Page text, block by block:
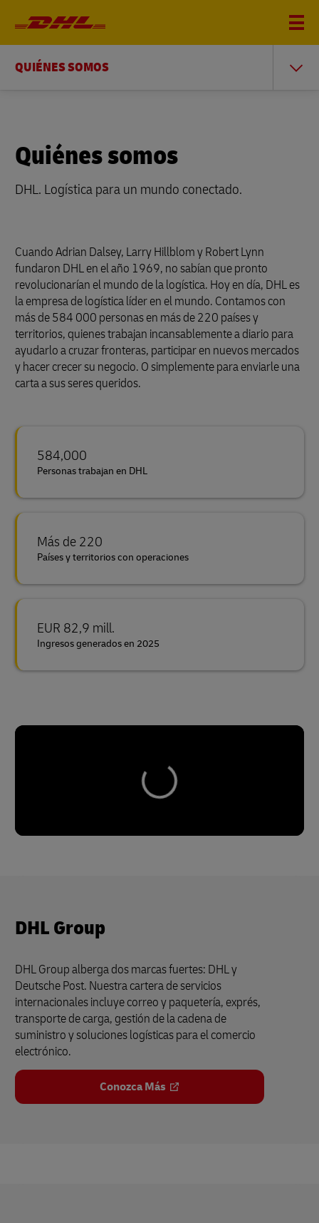
QUIÉNES SOMOS
Quiénes somos
DHL. Logística para un mundo conectado.
Cuando Adrian Dalsey, Larry Hillblom y Robert Lynn
fundaron DHL en el año 1969, no sabían que pronto
revolucionarían el mundo de la logística. Hoy en día, DHL es
la empresa de logística líder en el mundo. Contamos con
más de 584 000 personas en más de 220 países y
territorios, quienes trabajan incansablemente a diario para
ayudarlo a cruzar fronteras, participar en nuevos mercados
y hacer crecer su negocio. O simplemente para enviarle una
carta a sus seres queridos.
584,000
Personas trabajan en DHL
Más de 220
Países y territorios con operaciones
EUR 82,9 mill.
Ingresos generados en 2025
DHL Group
DHL Group alberga dos marcas fuertes: DHL y
Deutsche Post. Nuestra cartera de servicios
internacionales incluye correo y paquetería, exprés,
transporte de carga, gestión de la cadena de
suministro y soluciones logísticas para el comercio
electrónico.
Conozca Más